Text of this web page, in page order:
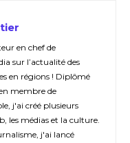
en chef de
sur l’actualité des
en régions ! Diplômé
membre de
j'ai créé plusieurs
les médias et la culture.
j'ai lancé